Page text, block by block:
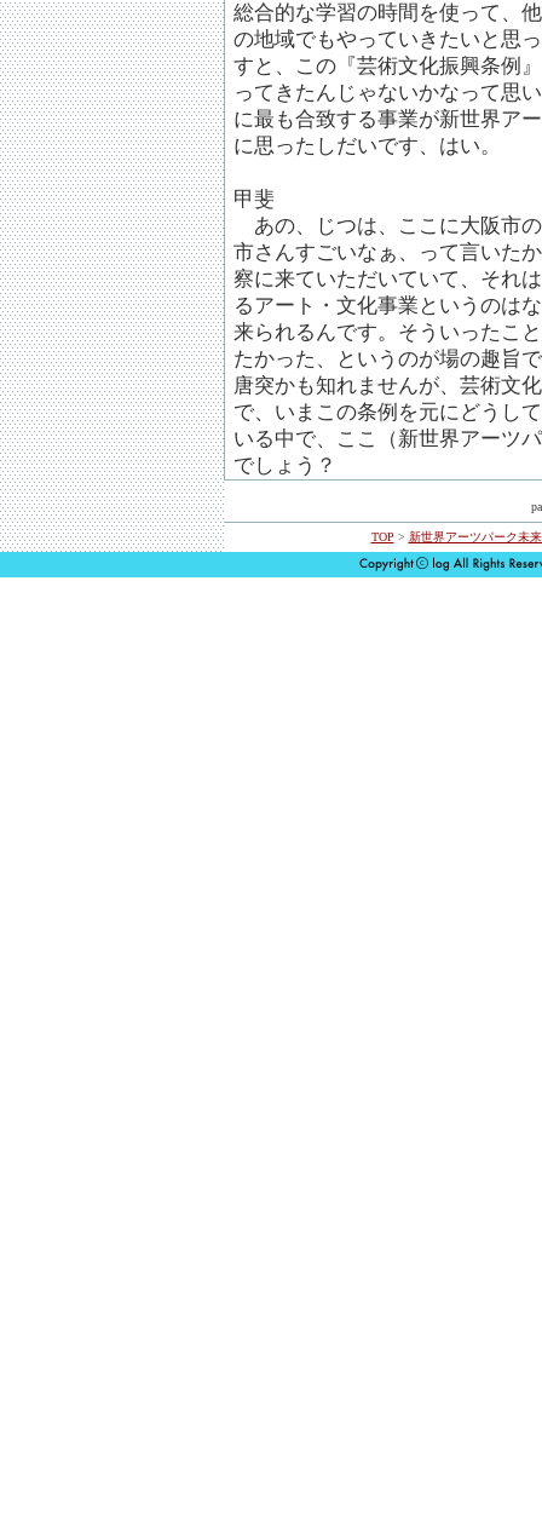
総合的な学習の時間を使って、
の地域でもやっていきたいと思
すと、この『芸術文化振興条例
ってきたんじゃないかなって思
に最も合致する事業が新世界ア
に思ったしだいです、はい。
甲斐
あの、じつは、ここに大阪市
市さんすごいなぁ、って言いた
察に来ていただいていて、それ
るアート・文化事業というのは
来られるんです。そういったこ
たかった、というのが場の趣旨
唐突かも知れませんが、芸術文
で、いまこの条例を元にどうし
いる中で、ここ（新世界アーツ
でしょう？
TOP > 新世界アーツパーク未